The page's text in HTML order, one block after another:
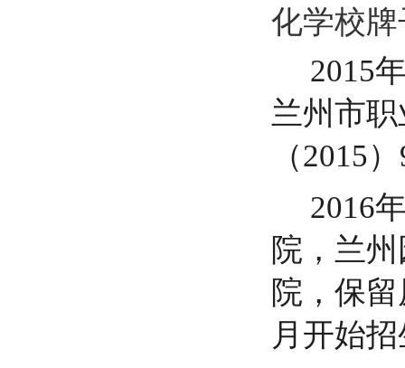
化学校
2015
兰州市
（2015
2016
院，兰
院，保
月开始